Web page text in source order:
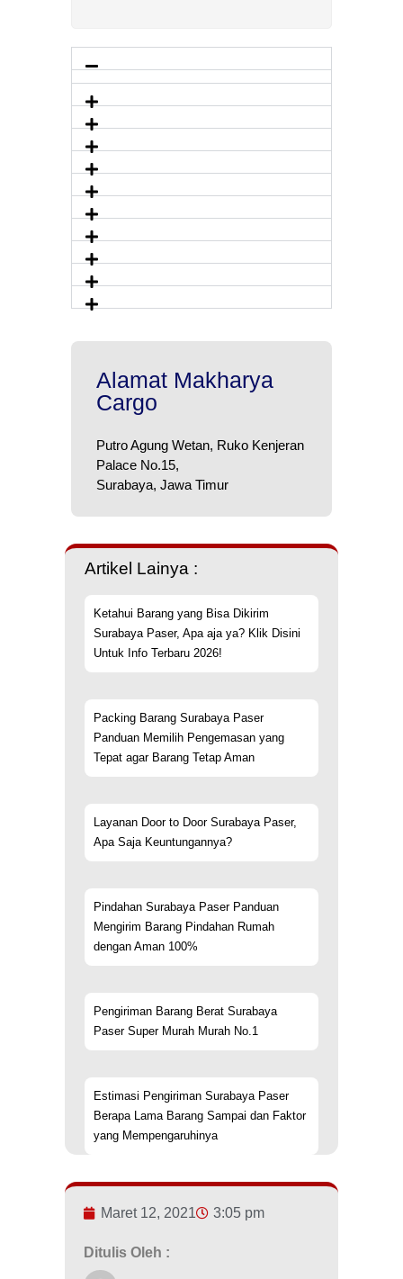
Alamat Makharya
Cargo
Putro Agung Wetan, Ruko Kenjeran
Palace No.15,
Surabaya, Jawa Timur
Artikel Lainya :
Ketahui Barang yang Bisa Dikirim
Surabaya Paser, Apa aja ya? Klik Disini
Untuk Info Terbaru 2026!
Packing Barang Surabaya Paser
Panduan Memilih Pengemasan yang
Tepat agar Barang Tetap Aman
Layanan Door to Door Surabaya Paser,
Apa Saja Keuntungannya?
Pindahan Surabaya Paser Panduan
Mengirim Barang Pindahan Rumah
dengan Aman 100%
Pengiriman Barang Berat Surabaya
Paser Super Murah Murah No.1
Estimasi Pengiriman Surabaya Paser
Berapa Lama Barang Sampai dan Faktor
yang Mempengaruhinya
Maret 12, 2021 3:05 pm
Ditulis Oleh :